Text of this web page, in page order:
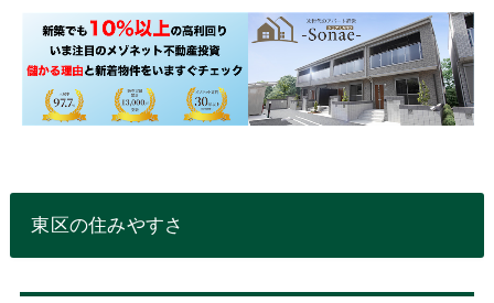
東区の住みやすさ